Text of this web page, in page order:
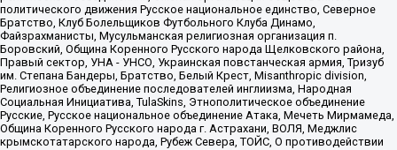
политического движения Русское национальное единство, Северное
Братство, Клуб Болельщиков Футбольного Клуба Динамо,
Файзрахманисты, Мусульманская религиозная организация п.
Боровский, Община Коренного Русского народа Щелковского района,
Правый сектор, УНА - УНСО, Украинская повстанческая армия, Тризуб
им. Степана Бандеры, Братство, Белый Крест, Misanthropic division,
Религиозное объединение последователей инглиизма, Народная
Социальная Инициатива, TulaSkins, Этнополитическое объединение
Русские, Русское национальное объединение Атака, Мечеть Мирмамеда,
Община Коренного Русского народа г. Астрахани, ВОЛЯ, Меджлис
крымскотатарского народа, Рубеж Севера, ТОЙС, О противодействии